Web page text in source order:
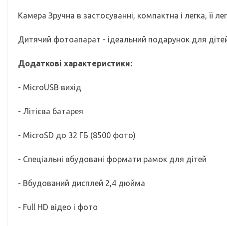
Камера Зручна в застосуванні, компактна і легка, її
Дитячий фотоапарат - ідеальний подарунок для
Додаткові характеристики:
- MicroUSB вихід
- Літієва батарея
- MicroSD до 32 ГБ (8500 фото)
- Спеціальні вбудовані формати рамок для дітей
- Вбудований дисплей 2,4 дюйма
- Full HD відео і фото